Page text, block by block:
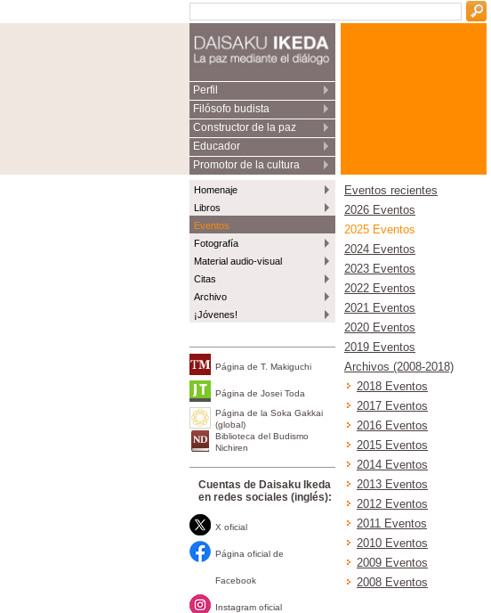
Perfil
Filósofo budista
Constructor de la paz
Educador
Promotor de la cultura
Homenaje
Libros
Eventos
Fotografía
Material audio-visual
Citas
Archivo
¡Jóvenes!
Página de T. Makiguchi
Página de Josei Toda
Página de la Soka Gakkai
(global)
Biblioteca del Budismo
Nichiren
Cuentas de Daisaku Ikeda
en redes sociales (inglés):
X oficial
Página oficial de
Facebook
Instagram oficial
Eventos recientes
2026 Eventos
2025 Eventos
2024 Eventos
2023 Eventos
2022 Eventos
2021 Eventos
2020 Eventos
2019 Eventos
Archivos (2008-2018)
2018 Eventos
2017 Eventos
2016 Eventos
2015 Eventos
2014 Eventos
2013 Eventos
2012 Eventos
2011 Eventos
2010 Eventos
2009 Eventos
2008 Eventos